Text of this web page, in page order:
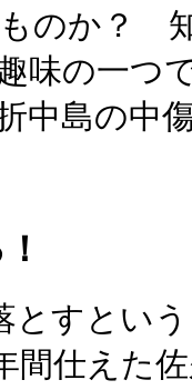
のか？
味の一
中島の中
すとい
間仕えた